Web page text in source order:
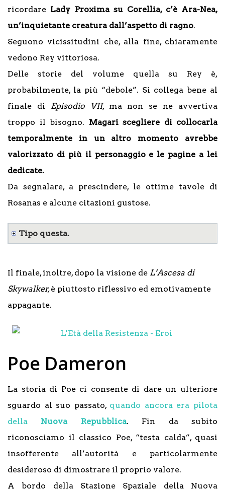
ricordare Lady Proxima su Corellia, c’è Ara-Nea,
un’inquietante creatura dall’aspetto di ragno.
Seguono vicissitudini che, alla fine, chiaramente
vedono Rey vittoriosa.
Delle storie del volume quella su Rey è,
probabilmente, la più “debole”. Si collega bene al
finale di Episodio VII, ma non se ne avvertiva
troppo il bisogno. Magari scegliere di collocarla
temporalmente in un altro momento avrebbe
valorizzato di più il personaggio e le pagine a lei
dedicate.
Da segnalare, a prescindere, le ottime tavole di
Rosanas e alcune citazioni gustose.
Tipo questa.
Il finale, inoltre, dopo la visione de L’Ascesa di
Skywalker,è piuttosto riflessivo ed emotivamente
appagante.
Poe Dameron
La storia di Poe ci consente di dare un ulteriore
sguardo al suo passato, quando ancora era pilota
della Nuova Repubblica. Fin da subito
riconosciamo il classico Poe, “testa calda”, quasi
insofferente all’autorità e particolarmente
desideroso di dimostrare il proprio valore.
A bordo della Stazione Spaziale della Nuova